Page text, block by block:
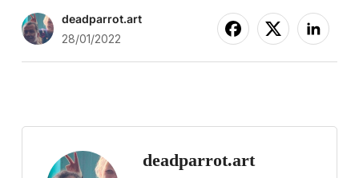
deadparrot.art
28/01/2022
deadparrot.art